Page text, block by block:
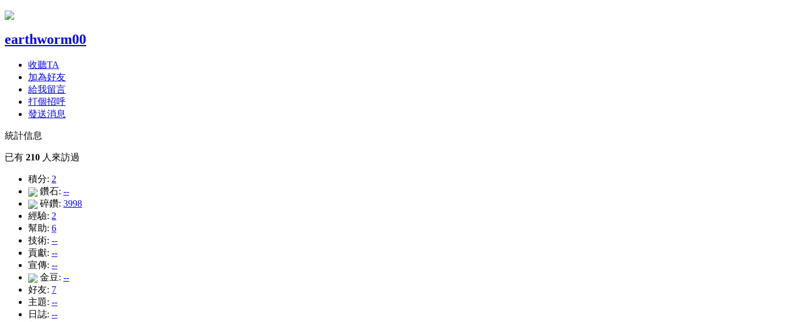
earthworm00
收聽TA
加為好友
給我留言
打個招呼
發送消息
統計信息
已有 210 人來訪過
積分: 2
鑽石: --
碎鑽: 3998
經驗: 2
幫助: 6
技術: --
貢獻: --
宣傳: --
金豆: --
好友: 7
主題: --
日誌: --